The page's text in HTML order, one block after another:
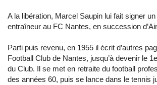
A la libération, Marcel Saupin lui fait signer
entraîneur au FC Nantes, en succession
Parti puis revenu, en 1955 il écrit d’autres
Football Club de Nantes, jusqu’à devenir le
du Club. Il se met en retraite du football
des années 60, puis se lance dans le tennis